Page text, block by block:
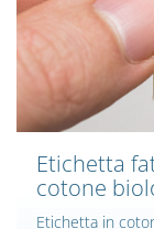
Etichetta
cotone
Etichetta in